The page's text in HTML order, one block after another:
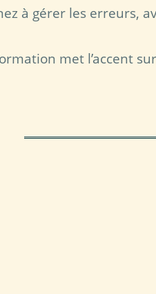
à gérer les erreurs,
met l’accent